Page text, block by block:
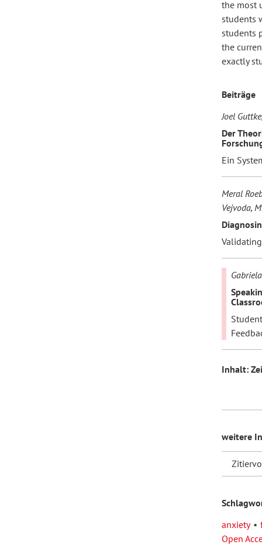
the most
students
students
the
exactly
Beiträge
Joel
Der
Ein
Meral
Vejvoda,
Inhalt:
weitere
anxiety
Open